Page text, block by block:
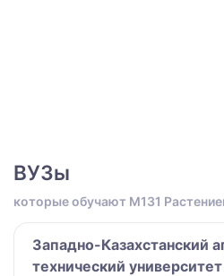
ВУЗы
которые обучают M131
Западно-Казахстанский
технический